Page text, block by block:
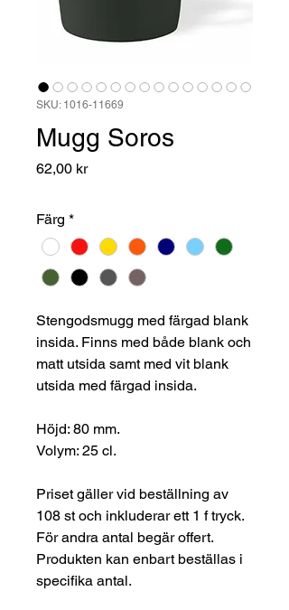
SKU: 1016-11669
Mugg Soros
62,00 krPris
Färg *
Stengodsmugg med färgad blank
insida. Finns med både blank och
matt utsida samt med vit blank
utsida med färgad insida.
Höjd: 80 mm.
Volym: 25 cl.
Priset gäller vid beställning av
108 st och inkluderar ett 1 f tryck.
För andra antal begär offert.
Produkten kan enbart beställas i
specifika antal.